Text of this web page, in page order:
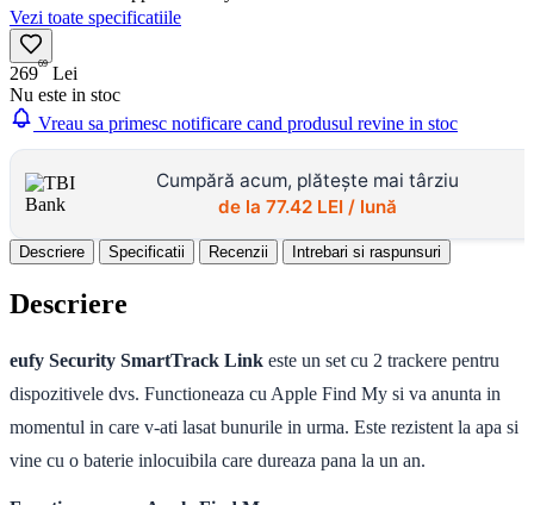
Vezi toate specificatiile
26969 Lei
Nu este in stoc
Vreau sa primesc notificare cand produsul revine in stoc
Cumpără acum, plătește mai târziu
de la 77.42 LEI / lună
Descriere Specificatii Recenzii Intrebari si raspunsuri
Descriere
eufy Security SmartTrack Link este un set cu 2 trackere pentru
dispozitivele dvs. Functioneaza cu Apple Find My si va anunta in
momentul in care v-ati lasat bunurile in urma. Este rezistent la apa si
vine cu o baterie inlocuibila care dureaza pana la un an.